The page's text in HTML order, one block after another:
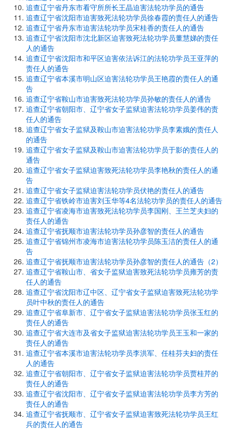
追查辽宁省丹东市看守所所长王晶迫害法轮功学员的通告
追查辽宁省沈阳市迫害致死法轮功学员徐春霞的责任人的通告
追查辽宁省丹东市迫害法轮功学员宋桂香的责任人的通告
追查辽宁省沈阳市沈北新区迫害致死法轮功学员董慧娣的责任
人的通告
追查辽宁省沈阳市和平区迫害依法诉江的法轮功学员王亚萍的
责任人的通告
追查辽宁省本溪市明山区迫害法轮功学员王艳霞的责任人的通
告
追查辽宁省鞍山市迫害致死法轮功学员孙敏的责任人的通告
追查辽宁省朝阳市、辽宁省女子监狱迫害法轮功学员姜伟的责
任人的通告
追查辽宁省女子监狱及鞍山市迫害法轮功学员李素娥的责任人
的通告
追查辽宁省女子监狱及鞍山市迫害法轮功学员于影的责任人的
通告
追查辽宁省女子监狱迫害致死法轮功学员李艳秋的责任人的通
告
追查辽宁省女子监狱迫害法轮功学员伏艳的责任人的通告
追查辽宁省铁岭市迫害刘玉华等4名法轮功学员的责任人的通告
追查辽宁省凌海市迫害致死法轮功学员李国刚、王兰芝夫妇的
责任人的通告
追查辽宁省抚顺市迫害法轮功学员孙彦智的责任人的通告
追查辽宁省锦州市凌海市迫害法轮功学员陈玉洁的责任人的通
告
追查辽宁省抚顺市迫害法轮功学员孙彦智的责任人的通告（2）
追查辽宁省鞍山市、省女子监狱迫害致死法轮功学员雍芳的责
任人的通告
追查辽宁省沈阳市辽中区、辽宁省女子监狱迫害致死法轮功学
员叶中秋的责任人的通告
追查辽宁省阜新市、辽宁省女子监狱迫害法轮功学员张玉红的
责任人的通告
追查辽宁省大连市及省女子监狱迫害法轮功学员王玉和一家的
责任人的通告
追查辽宁省本溪市迫害法轮功学员李洪军、任桂芬夫妇的责任
人的通告
追查辽宁省朝阳市、辽宁省女子监狱迫害法轮功学员贾桂芹的
责任人的通告
追查辽宁省沈阳市、辽宁省女子监狱迫害法轮功学员李方芳的
责任人的通告
追查辽宁省抚顺市、辽宁省女子监狱迫害致死法轮功学员王红
兵的责任人的通告